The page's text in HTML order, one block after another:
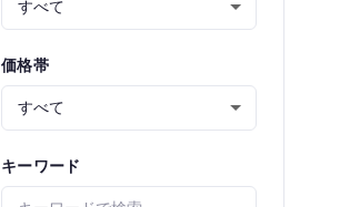
価格帯
キーワード